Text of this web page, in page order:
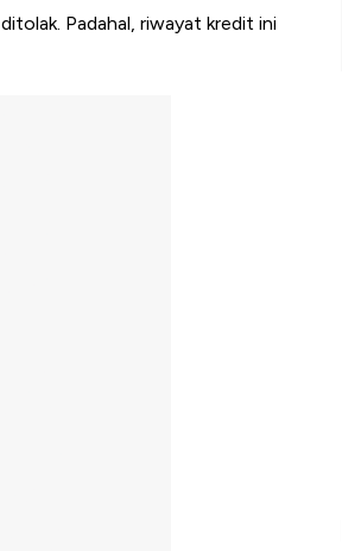
Padahal, riwayat kredit ini